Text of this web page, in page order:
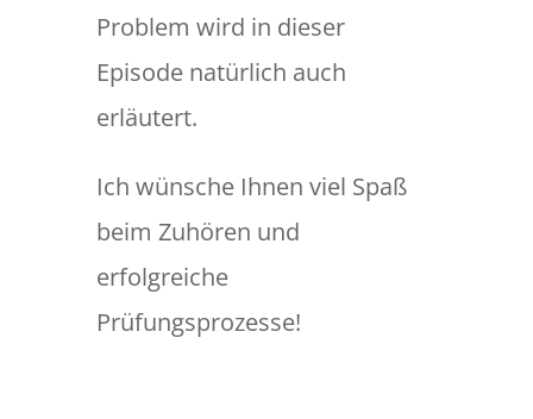
Problem wird in dieser
Episode natürlich auch
erläutert.
Ich wünsche Ihnen viel Spaß
beim Zuhören und
erfolgreiche
Prüfungsprozesse!